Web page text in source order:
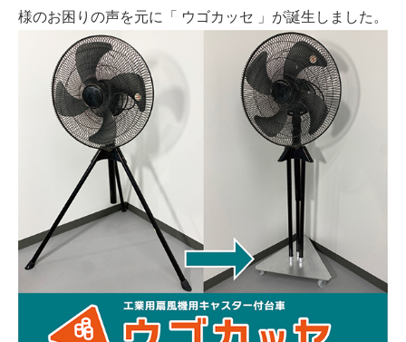
様のお困りの声を元に「 ウゴカッセ 」が誕生しました。